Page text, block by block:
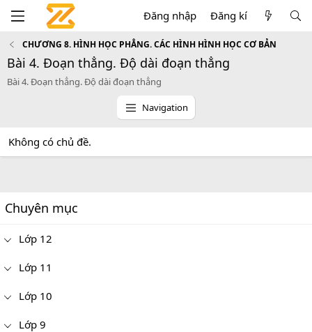
Đăng nhập Đăng kí
CHƯƠNG 8. HÌNH HỌC PHẲNG. CÁC HÌNH HÌNH HỌC CƠ BẢN
Bài 4. Đoạn thẳng. Độ dài đoạn thẳng
Bài 4. Đoạn thẳng. Độ dài đoạn thẳng
Navigation
Không có chủ đề.
Chuyên mục
Lớp 12
Lớp 11
Lớp 10
Lớp 9